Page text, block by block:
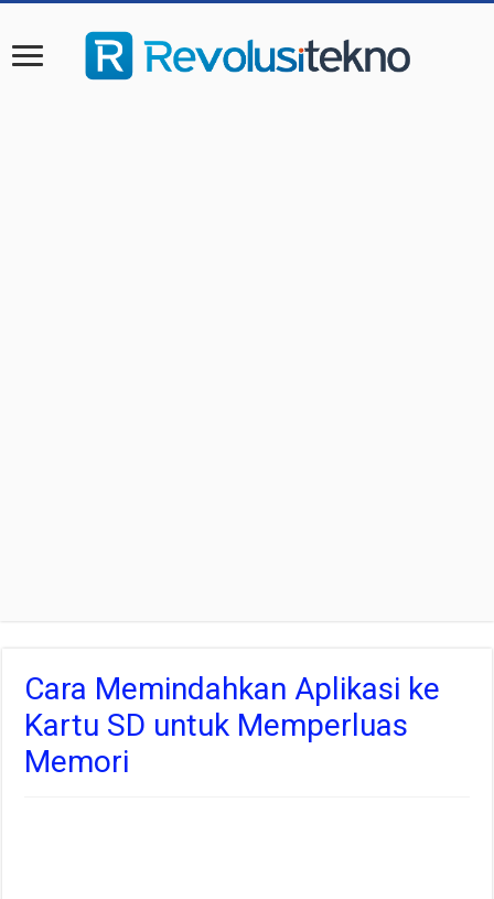
Cara Memindahkan Aplikasi ke
Kartu SD untuk Memperluas
Memori